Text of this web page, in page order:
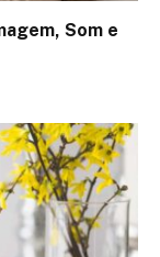
Som e